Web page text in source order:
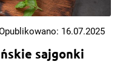
sajgonki
16.07.2025